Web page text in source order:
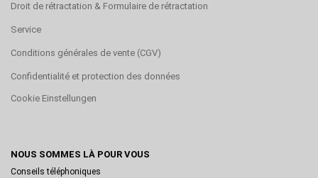
Droit de rétractation & Formulaire de rétractation
Service
Conditions générales de vente (CGV)
Confidentialité et protection des données
Cookie Einstellungen
NOUS SOMMES LÀ POUR VOUS
Conseils téléphoniques